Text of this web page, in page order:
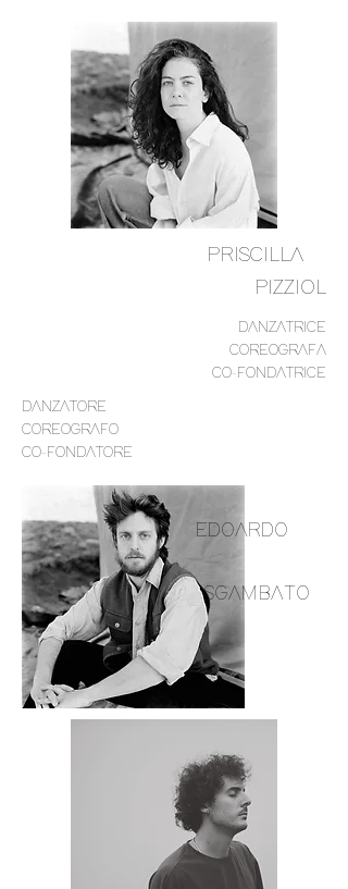
PRISCILLA.
PIZZIOL
DANZATRICE
COREOGRAFA
CO-FONDATRICE
DANZATORE
COREOGRAFO
CO-FONDATORE
EDOARDO
SGAMBATO